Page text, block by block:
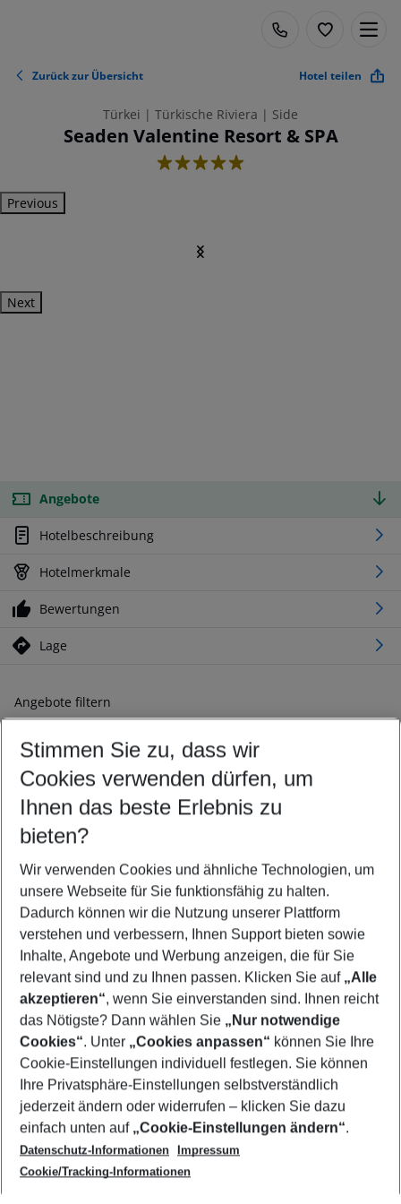
Zurück zur Übersicht Hotel teilen
Türkei | Türkische Riviera | Side
Seaden Valentine Resort & SPA
5
Previous
Next
Angebote
Hotelbeschreibung
Hotelmerkmale
Bewertungen
Lage
Angebote filtern
Ändern Sie Ihre Kriterien nach Ihren Wünschen
Abflughafen wählen
Beliebiger Abflughafen
Reisezeitraum wählen
09.08.26– 07.08.27 5-8 Nächte
2 Erwachsene Keine Kinder
Mehr Filter anzeigen
Footer
Footer navigation
Über uns
AGB
Cookie-Einstellungen ändern
Cookie-Richtlinie
Datenschutz
Service & Hilfe
Barrierefreies Reisen
Check-in
Folgen Sie uns
Stimmen Sie zu, dass wir
Cookies verwenden dürfen, um
Ihnen das beste Erlebnis zu
bieten?
Wir verwenden Cookies und ähnliche Technologien, um
unsere Webseite für Sie funktionsfähig zu halten.
Dadurch können wir die Nutzung unserer Plattform
verstehen und verbessern, Ihnen Support bieten sowie
Inhalte, Angebote und Werbung anzeigen, die für Sie
relevant sind und zu Ihnen passen. Klicken Sie auf „Alle
akzeptieren“, wenn Sie einverstanden sind. Ihnen reicht
das Nötigste? Dann wählen Sie „Nur notwendige
Cookies“. Unter „Cookies anpassen“ können Sie Ihre
Cookie-Einstellungen individuell festlegen. Sie können
Ihre Privatsphäre-Einstellungen selbstverständlich
jederzeit ändern oder widerrufen – klicken Sie dazu
einfach unten auf „Cookie-Einstellungen ändern“.
Datenschutz-Informationen
Impressum
Cookie/Tracking-Informationen